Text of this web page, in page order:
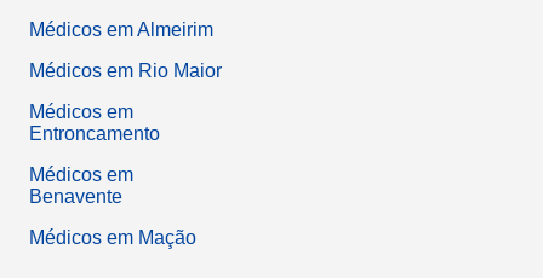
Médicos em Almeirim
Médicos em Rio Maior
Médicos em
Entroncamento
Médicos em
Benavente
Médicos em Mação